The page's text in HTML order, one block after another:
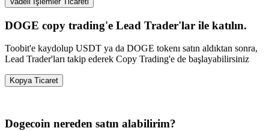
DOGE copy trading'e Lead Trader'lar ile katılın.
Toobit'e kaydolup USDT ya da DOGE tokenı satın aldıktan sonra,
Lead Trader'ları takip ederek Copy Trading'e de başlayabilirsiniz
Kopya Ticaret
Dogecoin nereden satın alabilirim?